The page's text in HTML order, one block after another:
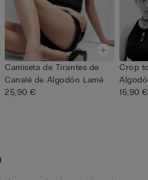
Camiseta de Tirantes de
Canalé de Algodón Lamé
25,90 €
Crop
15,90 €